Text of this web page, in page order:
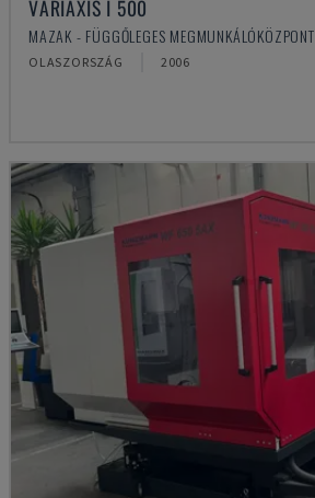
VARIAXIS I 500
MAZAK - FÜGGŐLEGES MEGMUNKÁLÓKÖZPONT
OLASZORSZÁG 2006